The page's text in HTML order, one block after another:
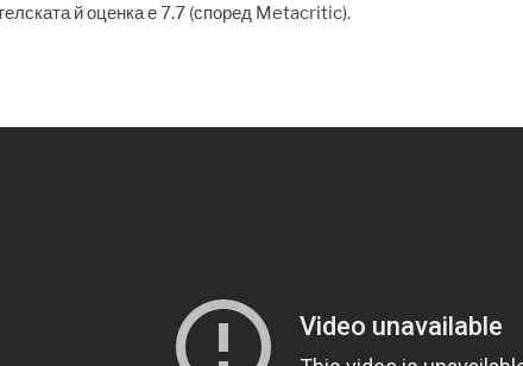
й оценка е 7.7 (според Metacritic).